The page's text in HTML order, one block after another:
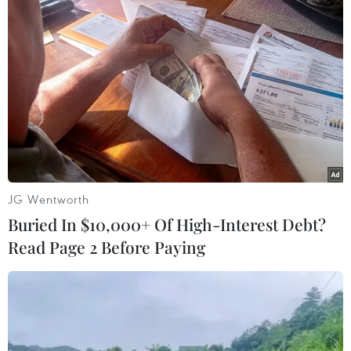
đất trước ngày 31/12/2020.
Việc thực hiện đề án số hóa truyền hình đúng
thời hạn là tiền đề quan trọng để giải phóng
băng tần 700Mhz nhằm sẵn sàng phát triển dịch
vụ di động băng 4G, 5G tại Việt Nam trong thời
gian tới./.
JG Wentworth
Buried In $10,000+ Of High-Interest Debt?
Read Page 2 Before Paying